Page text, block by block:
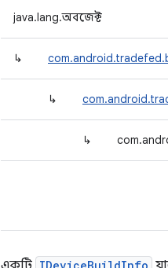
java.lang.অবজেক্ট
↳
↳
↳